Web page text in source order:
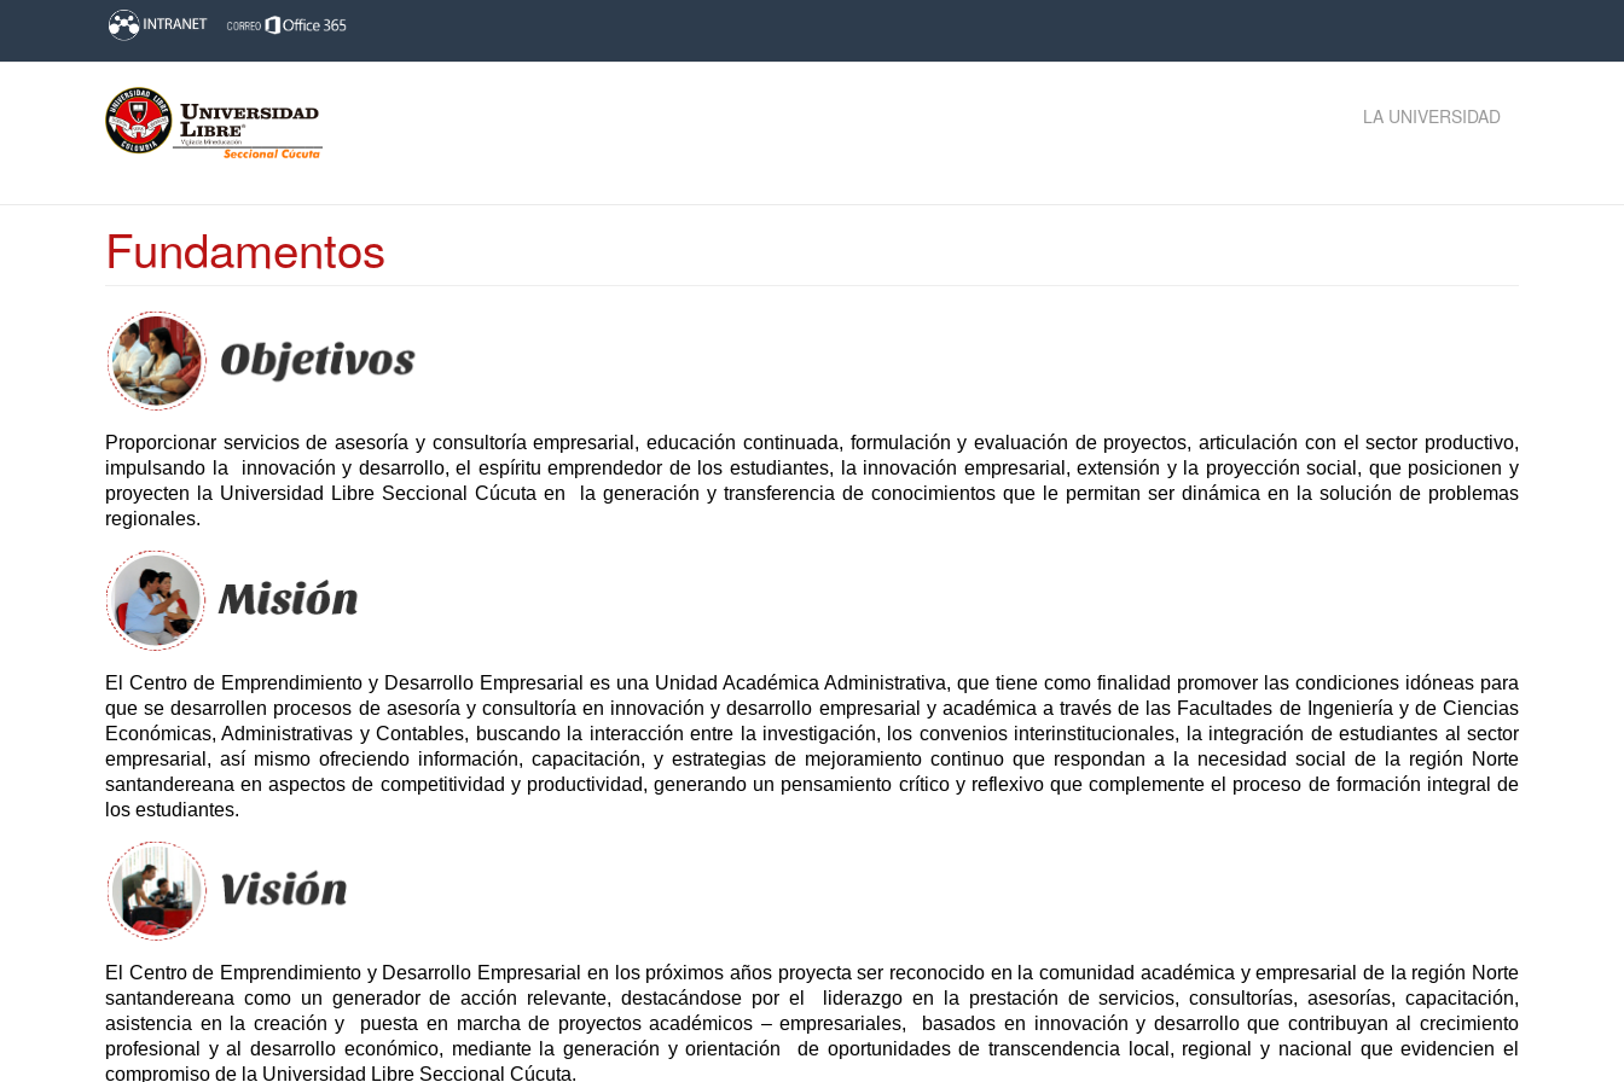
LA UNIVERSIDAD
Fundamentos
Proporcionar servicios de asesoría y consultoría empresarial, educación continuada, formulación y evaluación de proyectos, articulación con el sector productivo,
impulsando la innovación y desarrollo, el espíritu emprendedor de los estudiantes, la innovación empresarial, extensión y la proyección social, que posicionen y
proyecten la Universidad Libre Seccional Cúcuta en la generación y transferencia de conocimientos que le permitan ser dinámica en la solución de problemas
regionales.
El Centro de Emprendimiento y Desarrollo Empresarial es una Unidad Académica Administrativa, que tiene como finalidad promover las condiciones idóneas para
que se desarrollen procesos de asesoría y consultoría en innovación y desarrollo empresarial y académica a través de las Facultades de Ingeniería y de Ciencias
Económicas, Administrativas y Contables, buscando la interacción entre la investigación, los convenios interinstitucionales, la integración de estudiantes al sector
empresarial, así mismo ofreciendo información, capacitación, y estrategias de mejoramiento continuo que respondan a la necesidad social de la región Norte
santandereana en aspectos de competitividad y productividad, generando un pensamiento crítico y reflexivo que complemente el proceso de formación integral de
los estudiantes.
El Centro de Emprendimiento y Desarrollo Empresarial en los próximos años proyecta ser reconocido en la comunidad académica y empresarial de la región Norte
santandereana como un generador de acción relevante, destacándose por el liderazgo en la prestación de servicios, consultorías, asesorías, capacitación,
asistencia en la creación y puesta en marcha de proyectos académicos – empresariales, basados en innovación y desarrollo que contribuyan al crecimiento
profesional y al desarrollo económico, mediante la generación y orientación de oportunidades de transcendencia local, regional y nacional que evidencien el
compromiso de la Universidad Libre Seccional Cúcuta.